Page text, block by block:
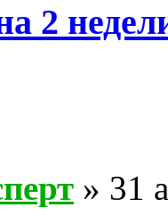
2
» 31